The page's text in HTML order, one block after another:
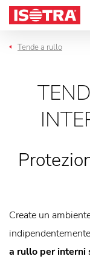
Vai al contenuto
Tende a rullo
Create un
a rullo per interni